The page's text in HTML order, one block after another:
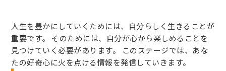
人生を豊かにしていくためには、自分らしく生きることが
重要です。 そのためには、自分が心から楽しめることを
見つけていく必要があります。 このステージでは、あな
たの好奇心に火を点ける情報を発信していきます。